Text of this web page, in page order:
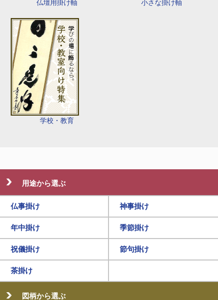
仏壇用掛け軸 小さな掛け軸
学校・教育
用途から選ぶ
仏事掛け 神事掛け
年中掛け 季節掛け
祝儀掛け 節句掛け
茶掛け
図柄から選ぶ